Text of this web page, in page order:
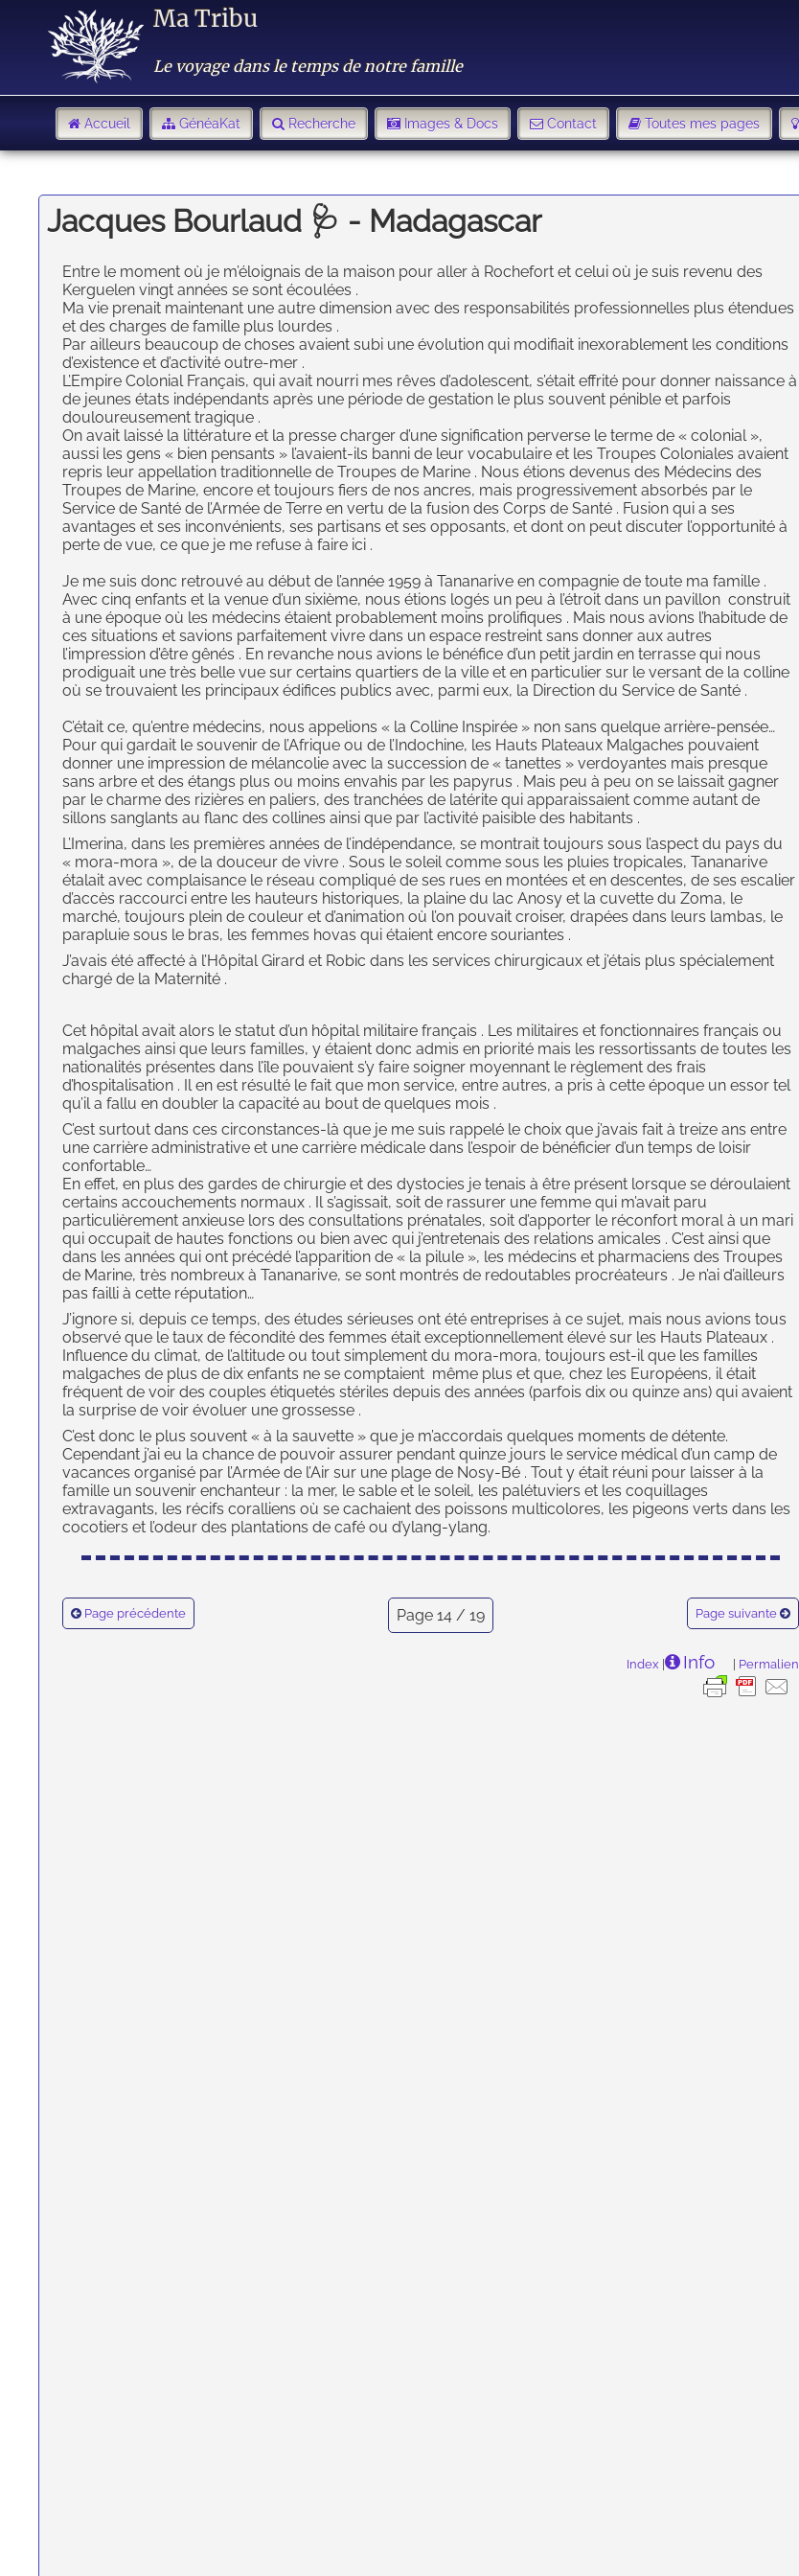
Ma Tribu
Le voyage dans le temps de notre famille
Accueil GénéaKat Recherche Images & Docs Contact Toutes mes pages
Jacques Bourlaud 🩺 - Madagascar
Entre le moment où je m’éloignais de la maison pour aller à Rochefort et celui où je suis revenu des
Kerguelen vingt années se sont écoulées .
Ma vie prenait maintenant une autre dimension avec des responsabilités professionnelles plus étendues
et des charges de famille plus lourdes .
Par ailleurs beaucoup de choses avaient subi une évolution qui modifiait inexorablement les conditions
d’existence et d’activité outre-mer .
L’Empire Colonial Français, qui avait nourri mes rêves d’adolescent, s’était effrité pour donner naissance à
de jeunes états indépendants après une période de gestation le plus souvent pénible et parfois
douloureusement tragique .
On avait laissé la littérature et la presse charger d’une signification perverse le terme de « colonial »,
aussi les gens « bien pensants » l’avaient-ils banni de leur vocabulaire et les Troupes Coloniales avaient
repris leur appellation traditionnelle de Troupes de Marine . Nous étions devenus des Médecins des
Troupes de Marine, encore et toujours fiers de nos ancres, mais progressivement absorbés par le
Service de Santé de l’Armée de Terre en vertu de la fusion des Corps de Santé . Fusion qui a ses
avantages et ses inconvénients, ses partisans et ses opposants, et dont on peut discuter l’opportunité à
perte de vue, ce que je me refuse à faire ici .
Je me suis donc retrouvé au début de l’année 1959 à Tananarive en compagnie de toute ma famille .
Avec cinq enfants et la venue d’un sixième, nous étions logés un peu à l’étroit dans un pavillon construit
à une époque où les médecins étaient probablement moins prolifiques . Mais nous avions l’habitude de
ces situations et savions parfaitement vivre dans un espace restreint sans donner aux autres
l’impression d’être gênés . En revanche nous avions le bénéfice d’un petit jardin en terrasse qui nous
prodiguait une très belle vue sur certains quartiers de la ville et en particulier sur le versant de la colline
où se trouvaient les principaux édifices publics avec, parmi eux, la Direction du Service de Santé .
C’était ce, qu’entre médecins, nous appelions « la Colline Inspirée » non sans quelque arrière-pensée…
Pour qui gardait le souvenir de l’Afrique ou de l’Indochine, les Hauts Plateaux Malgaches pouvaient
donner une impression de mélancolie avec la succession de « tanettes » verdoyantes mais presque
sans arbre et des étangs plus ou moins envahis par les papyrus . Mais peu à peu on se laissait gagner
par le charme des rizières en paliers, des tranchées de latérite qui apparaissaient comme autant de
sillons sanglants au flanc des collines ainsi que par l’activité paisible des habitants .
L’Imerina, dans les premières années de l’indépendance, se montrait toujours sous l’aspect du pays du
« mora-mora », de la douceur de vivre . Sous le soleil comme sous les pluies tropicales, Tananarive
étalait avec complaisance le réseau compliqué de ses rues en montées et en descentes, de ses escalier
d’accès raccourci entre les hauteurs historiques, la plaine du lac Anosy et la cuvette du Zoma, le
marché, toujours plein de couleur et d’animation où l’on pouvait croiser, drapées dans leurs lambas, le
parapluie sous le bras, les femmes hovas qui étaient encore souriantes .
J’avais été affecté à l’Hôpital Girard et Robic dans les services chirurgicaux et j’étais plus spécialement
chargé de la Maternité .
Cet hôpital avait alors le statut d’un hôpital militaire français . Les militaires et fonctionnaires français ou
malgaches ainsi que leurs familles, y étaient donc admis en priorité mais les ressortissants de toutes les
nationalités présentes dans l’île pouvaient s’y faire soigner moyennant le règlement des frais
d’hospitalisation . Il en est résulté le fait que mon service, entre autres, a pris à cette époque un essor tel
qu’il a fallu en doubler la capacité au bout de quelques mois .
C’est surtout dans ces circonstances-là que je me suis rappelé le choix que j’avais fait à treize ans entre
une carrière administrative et une carrière médicale dans l’espoir de bénéficier d’un temps de loisir
confortable…
En effet, en plus des gardes de chirurgie et des dystocies je tenais à être présent lorsque se déroulaient
certains accouchements normaux . Il s’agissait, soit de rassurer une femme qui m’avait paru
particulièrement anxieuse lors des consultations prénatales, soit d’apporter le réconfort moral à un mari
qui occupait de hautes fonctions ou bien avec qui j’entretenais des relations amicales . C’est ainsi que
dans les années qui ont précédé l’apparition de « la pilule », les médecins et pharmaciens des Troupes
de Marine, très nombreux à Tananarive, se sont montrés de redoutables procréateurs . Je n’ai d’ailleurs
pas failli à cette réputation…
J’ignore si, depuis ce temps, des études sérieuses ont été entreprises à ce sujet, mais nous avions tous
observé que le taux de fécondité des femmes était exceptionnellement élevé sur les Hauts Plateaux .
Influence du climat, de l’altitude ou tout simplement du mora-mora, toujours est-il que les familles
malgaches de plus de dix enfants ne se comptaient même plus et que, chez les Européens, il était
fréquent de voir des couples étiquetés stériles depuis des années (parfois dix ou quinze ans) qui avaient
la surprise de voir évoluer une grossesse .
C’est donc le plus souvent « à la sauvette » que je m’accordais quelques moments de détente.
Cependant j’ai eu la chance de pouvoir assurer pendant quinze jours le service médical d’un camp de
vacances organisé par l’Armée de l’Air sur une plage de Nosy-Bé . Tout y était réuni pour laisser à la
famille un souvenir enchanteur : la mer, le sable et le soleil, les palétuviers et les coquillages
extravagants, les récifs coralliens où se cachaient des poissons multicolores, les pigeons verts dans les
cocotiers et l’odeur des plantations de café ou d’ylang-ylang.
Page précédente Page 14 / 19 Page suivante
Index | Info | Permalien